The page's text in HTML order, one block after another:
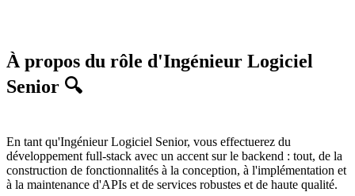
À propos du rôle d'Ingénieur Logiciel
Senior 🔍
En tant qu'Ingénieur Logiciel Senior, vous effectuerez du
développement full-stack avec un accent sur le backend : tout, de la
construction de fonctionnalités à la conception, à l'implémentation et
à la maintenance d'APIs et de services robustes et de haute qualité.